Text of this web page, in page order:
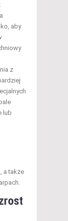
aby
z
lub
a także